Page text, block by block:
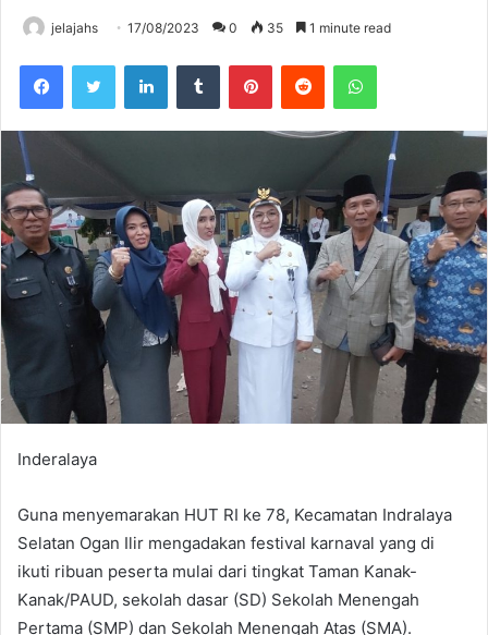
jelajahs 17/08/2023 0 35 1 minute read
Inderalaya
Guna menyemarakan HUT RI ke 78, Kecamatan Indralaya
Selatan Ogan Ilir mengadakan festival karnaval yang di
ikuti ribuan peserta mulai dari tingkat Taman Kanak-
Kanak/PAUD, sekolah dasar (SD) Sekolah Menengah
Pertama (SMP) dan Sekolah Menengah Atas (SMA).